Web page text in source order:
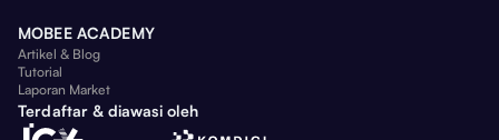
MOBEE ACADEMY
Artikel & Blog
Tutorial
Laporan Market
Terdaftar & diawasi oleh